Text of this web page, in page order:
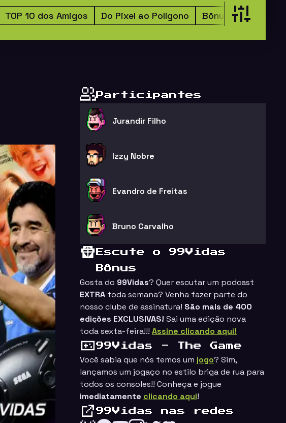
TOP 10 dos Amigos Do Pixel ao Polígono Bônus 2-Pak
Participantes
Jurandir Filho
Izzy Nobre
Evandro de Freitas
Bruno Carvalho
Escute o 99Vidas
Bônus
Gosta do 99Vidas? Quer escutar um podcast
EXTRA toda semana? Venha fazer parte do
nosso clube de assinatura! São mais de 400
edições EXCLUSIVAS! Sai uma edição nova
toda sexta-feira!!! Assine clicando aqui!
99Vidas - The Game
Você sabia que nós temos um jogo? Sim,
lançamos um jogaço no estilo briga de rua para
todos os consoles!! Conheça e jogue
imediatamente clicando aqui!
99Vidas nas redes